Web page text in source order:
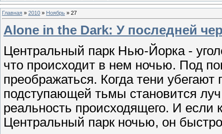
Главная » 2010 » Ноябрь » 27
Alone in the Dark: У последней
Центральный парк Нью-Йорка -
что происходит в нем ночью. Под
преображаться. Когда тени убегают
подступающей тьмы становится
реальность происходящего. И если
Центральный парк ночью, он